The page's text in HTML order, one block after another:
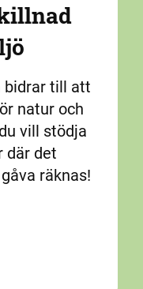
bidrar till att
natur och
vill stödja
där det
räknas!